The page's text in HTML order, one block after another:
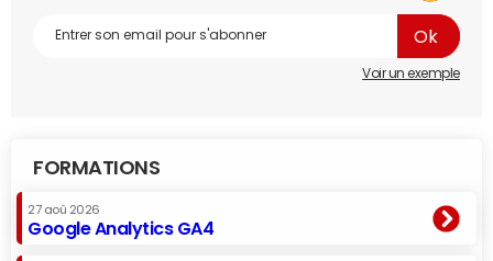
Voir un exemple
FORMATIONS
27 aoû 2026
Google Analytics GA4